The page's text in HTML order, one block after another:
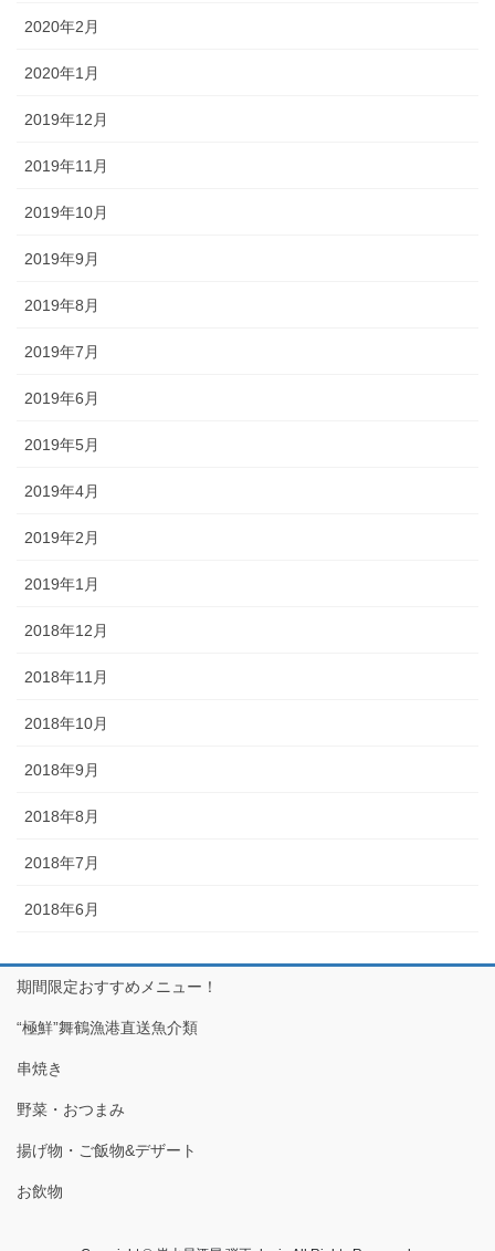
2020年2月
2020年1月
2019年12月
2019年11月
2019年10月
2019年9月
2019年8月
2019年7月
2019年6月
2019年5月
2019年4月
2019年2月
2019年1月
2018年12月
2018年11月
2018年10月
2018年9月
2018年8月
2018年7月
2018年6月
期間限定おすすめメニュー！
“極鮮”舞鶴漁港直送魚介類
串焼き
野菜・おつまみ
揚げ物・ご飯物&デザート
お飲物